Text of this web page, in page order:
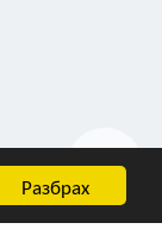
Разбрах